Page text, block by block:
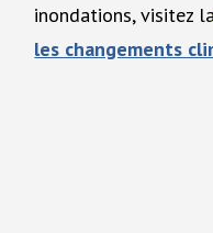
inondations, visitez la
les changements